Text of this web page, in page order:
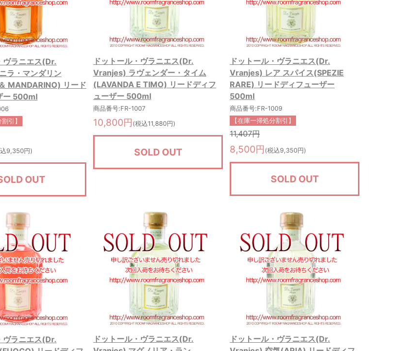
ヴラニエス(Dr.
ラ・マンダリン
MANDARINO) リード
ー 500ml
引】
9,350円)
OUT
ドットール・ヴラニエス(Dr.
Vranjes) ラヴェンダー・タイム
(LAVANDA E TIMO) リードディフ
ューザー 500ml
商品番号:FR-1007
10,800円 (税込11,880円)
SOLD OUT
ドットール・ヴラニエス(Dr.
Vranjes) レア スパイス(SPEZIE
RARE) リードディフューザー
500ml
商品番号:FR-1009
【在庫一掃処分割引】
11,407円
8,500円 (税込9,350円)
SOLD OUT
ヴラニエス(Dr.
ドットール・ヴラニエス(Dr.
ドットール・ヴラニエス(Dr.